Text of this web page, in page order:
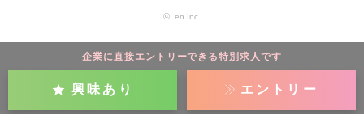
企業に直接エントリーできる特別求人です
興味あり エントリー
© en Inc.